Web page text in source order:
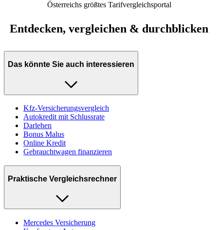
Österreichs größtes Tarifvergleichsportal
Entdecken, vergleichen & durchblicken
Das könnte Sie auch interessieren
Kfz-Versicherungsvergleich
Autokredit mit Schlussrate
Darlehen
Bonus Malus
Online Kredit
Gebrauchtwagen finanzieren
Praktische Vergleichsrechner
Mercedes Versicherung